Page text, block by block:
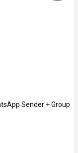
Sender + Group